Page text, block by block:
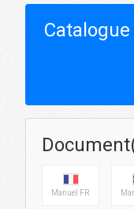
Manuel FR